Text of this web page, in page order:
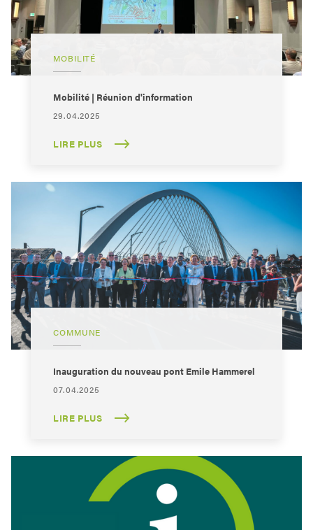
MOBILITÉ
Mobilité | Réunion d'information
29.04.2025
LIRE PLUS
COMMUNE
Inauguration du nouveau pont Emile Hammerel
07.04.2025
LIRE PLUS